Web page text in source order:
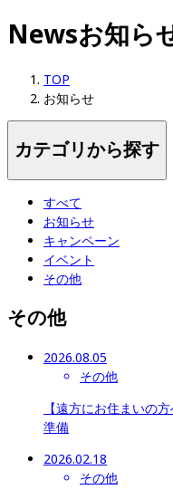
Newsお知ら
TOP
お知らせ
カテゴリから探す
すべて
お知らせ
キャンペーン
イベント
その他
その他
2026.08.05
その他
【遠方にお住まいの
準備
2026.02.18
その他